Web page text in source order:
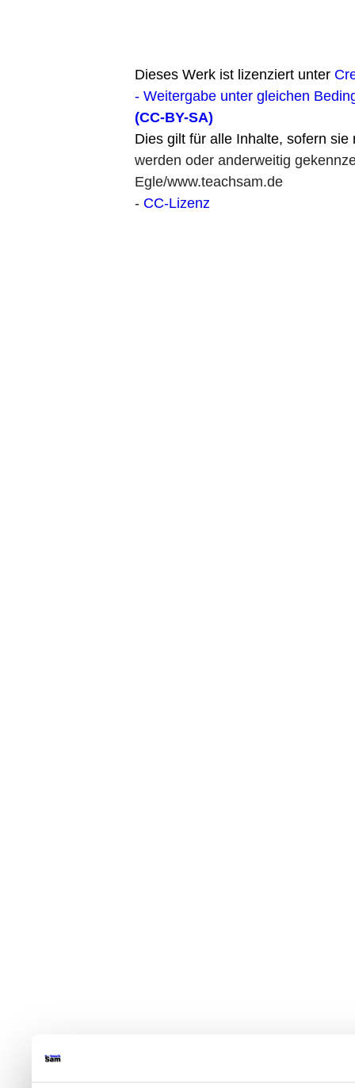
Dieses Werk ist lizenziert unter
- Weitergabe unter gleichen
(CC-BY-SA)
Dies gilt für alle Inhalte, sofern
werden oder anderweitig
Egle/www.teachsam.de
- CC-Lizenz